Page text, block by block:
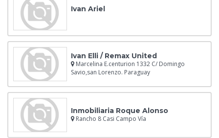
Ivan Ariel
Ivan Elli / Remax United
Marcelina E.centurion 1332 C/ Domingo
Savio,san Lorenzo. Paraguay
Inmobiliaria Roque Alonso
Rancho 8 Casi Campo Vía